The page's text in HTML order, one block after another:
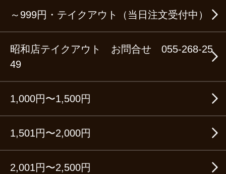
～999円・テイクアウト（当日注文受付中）
昭和店テイクアウト お問合せ 055-268-25
49
1,000円〜1,500円
1,501円〜2,000円
2,001円〜2,500円